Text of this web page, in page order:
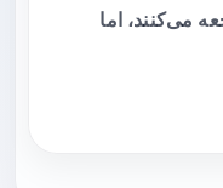
می‌کنند، اما